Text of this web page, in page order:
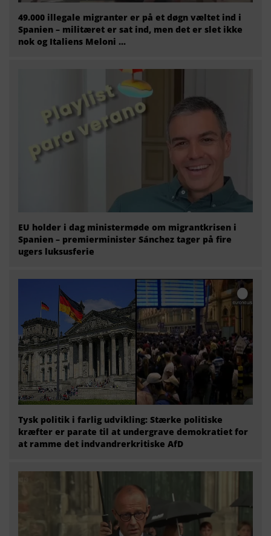
49.000 illegale migranter er på et døgn væltet ind i
Spanien – militæret er sat ind, men det er slet ikke
nok og Italiens Meloni ...
EU holder i dag ministermøde om migrantkrisen i
Spanien – premierminister Sánchez tager på fire
ugers luksusferie
Tysk politik i farlig udvikling: Stærke politiske
kræfter er parate til at undergrave demokratiet for
at ramme det indvandrerkritiske AfD